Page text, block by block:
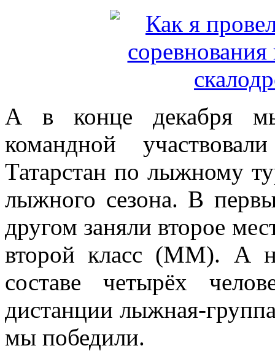
А в конце декабря
командной
Татарстан по лыжному
лыжного сезона. В
другом заняли второе
второй класс (ММ). А
составе четырёх
дистанции лыжная-
мы победили.